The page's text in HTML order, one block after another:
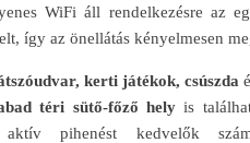
WiFi áll rendelkezésre az
így az önellátás kényelmesen
kerti játékok, csúszda
téri sütő-főző hely is
aktív pihenést kedvelők